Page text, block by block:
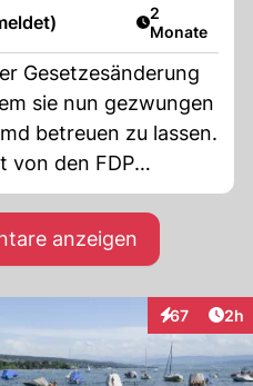
Artikel
2
Monate
Gesetzesänderung
sie nun gezwungen
betreuen zu lassen.
von den FDP
nicht einmal
Mütter einen
nehmen
lassen- es wird also
sind zu kurz.
anzeigen
67
Interaktionen
2h